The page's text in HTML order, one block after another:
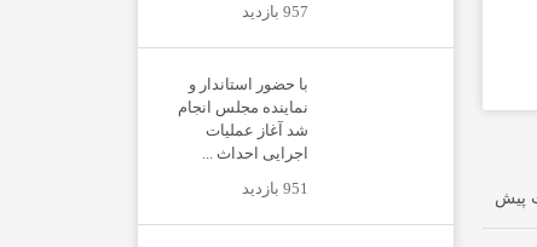
957 بازدید
با حضور استاندار و
نماینده مجلس انجام
شد آغاز عملیات
اجرایی احداث ...
951 بازدید